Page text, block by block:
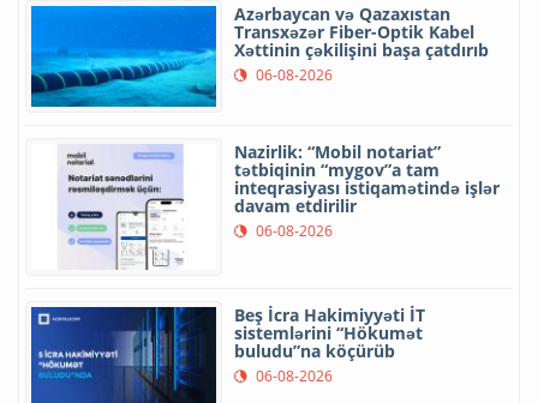
Azərbaycan və Qazaxıstan
Transxəzər Fiber-Optik Kabel
Xəttinin çəkilişini başa çatdırıb
06-08-2026
Nazirlik: “Mobil notariat”
tətbiqinin “mygov”a tam
inteqrasiyası istiqamətində işlər
davam etdirilir
06-08-2026
Beş İcra Hakimiyyəti İT
sistemlərini “Hökumət
buludu”na köçürüb
06-08-2026